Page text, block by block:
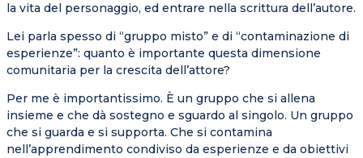
la vita del personaggio, ed entrare nella scrittura dell’autore.
Lei parla spesso di “gruppo misto” e di “contaminazione di
esperienze”: quanto è importante questa dimensione
comunitaria per la crescita dell’attore?
Per me è importantissimo. È un gruppo che si allena
insieme e che dà sostegno e sguardo al singolo. Un gruppo
che si guarda e si supporta. Che si contamina
nell’apprendimento condiviso da esperienze e da obiettivi